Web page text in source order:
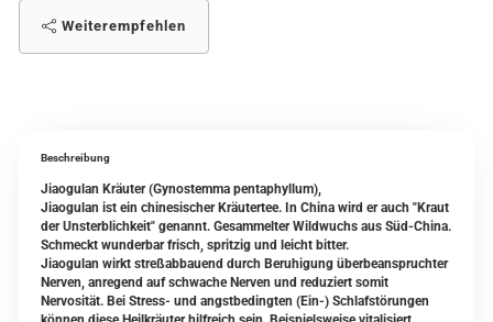
Weiterempfehlen
Beschreibung
Jiaogulan Kräuter (Gynostemma pentaphyllum),
Jiaogulan ist ein chinesischer Kräutertee. In China wird er auch "Kraut
der Unsterblichkeit" genannt. Gesammelter Wildwuchs aus Süd-China.
Schmeckt wunderbar frisch, spritzig und leicht bitter.
Jiaogulan wirkt streßabbauend durch Beruhigung überbeanspruchter
Nerven, anregend auf schwache Nerven und reduziert somit
Nervosität. Bei Stress- und angstbedingten (Ein-) Schlafstörungen